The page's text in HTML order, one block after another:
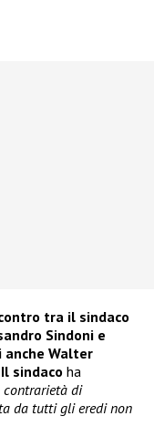
tra il sindaco
Sindoni e
anche Walter
Il sindaco ha
contrarietà di
da tutti gli eredi non